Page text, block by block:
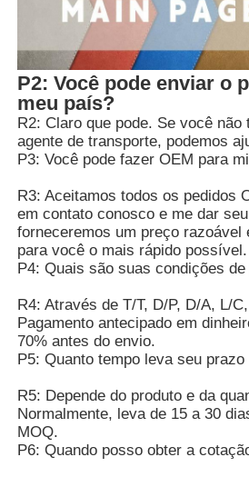
P2: Você pode enviar o
meu país?
R2: Claro que pode. Se você
agente de transporte, podemos
P3: Você pode fazer OEM para
R3: Aceitamos todos os pedidos
em contato conosco e me dar
forneceremos um preço razoável
para você o mais rápido possível.
P4: Quais são suas condições
R4: Através de T/T, D/P, D/A, L/
Pagamento antecipado em
70% antes do envio.
P5: Quanto tempo leva seu
R5: Depende do produto e da
Normalmente, leva de 15 a 30
MOQ.
P6: Quando posso obter a